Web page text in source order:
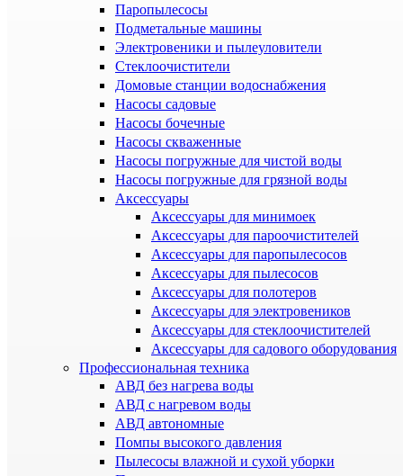
Паропылесосы
Подметальные машины
Электровеники и пылеуловители
Стеклоочистители
Домовые станции водоснабжения
Насосы садовые
Насосы бочечные
Насосы скваженные
Насосы погружные для чистой воды
Насосы погружные для грязной воды
Аксессуары
Аксессуары для минимоек
Аксессуары для пароочистителей
Аксессуары для паропылесосов
Аксессуары для пылесосов
Аксессуары для полотеров
Аксессуары для электровеников
Аксессуары для стеклоочистителей
Аксессуары для садового оборудования
Профессиональная техника
АВД без нагрева воды
АВД с нагревом воды
АВД автономные
Помпы высокого давления
Пылесосы влажной и сухой уборки